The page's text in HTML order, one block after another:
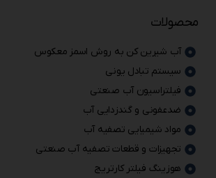
محصولات
آب شیرین کن به روش اسمز معکوس
سیستم تبادل یونی
فیلتراسیون آب صنعتی
ضدعفونی و گندزدایی آب
مواد شیمیایی تصفیه آب
تجهیزات و قطعات تصفیه آب صنعتی
هوزینگ فیلتر کارتریج